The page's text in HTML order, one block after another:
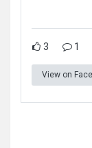
3 1
View on